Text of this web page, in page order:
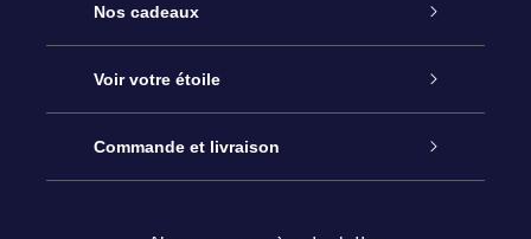
Service
À propos de l’OSR
Nous contacter
Nos cadeaux
Cadeau d’étoile en ligne
Coffret cadeau OSR
Voir votre étoile
Registre des étoiles
Commande et livraison